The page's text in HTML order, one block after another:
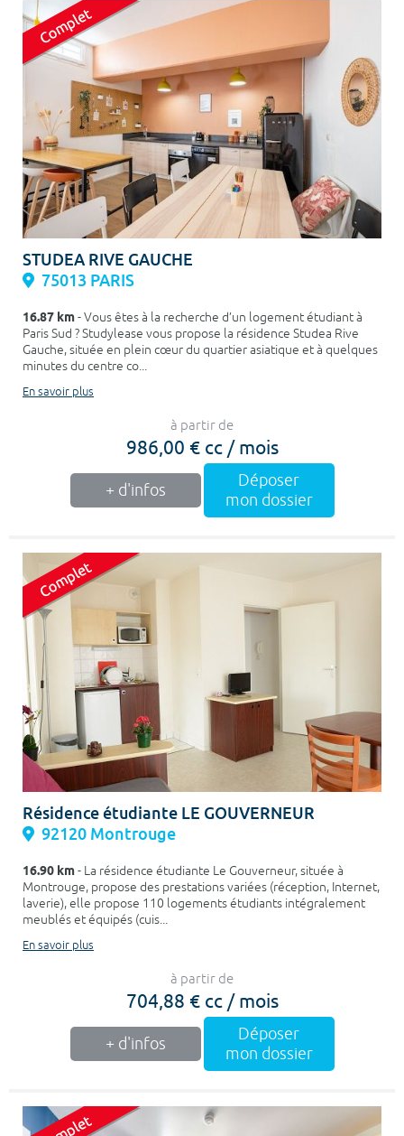
STUDEA RIVE GAUCHE
75013 PARIS
16.87 km- Vous êtes à la recherche d’un logement étudiant à
Paris Sud ? Studylease vous propose la résidence Studea Rive
Gauche, située en plein cœur du quartier asiatique et à quelques
minutes du centre co...
En savoir plus
à partir de
986,00 € cc / mois
+ d'infos
Déposer
mon dossier
Résidence étudiante LE GOUVERNEUR
92120 Montrouge
16.90 km- La résidence étudiante Le Gouverneur, située à
Montrouge, propose des prestations variées (réception, Internet,
laverie), elle propose 110 logements étudiants intégralement
meublés et équipés (cuis...
En savoir plus
à partir de
704,88 € cc / mois
+ d'infos
Déposer
mon dossier